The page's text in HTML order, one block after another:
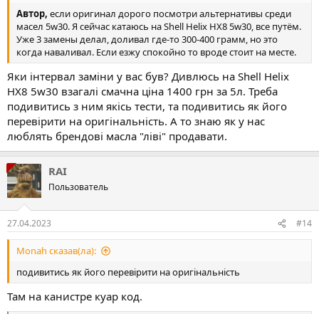
Автор, если оригинал дорого посмотри альтернативы среди
масел 5w30. Я сейчас катаюсь на Shell Helix HX8 5w30, все путём.
Уже 3 замены делал, доливал где-то 300-400 грамм, но это
когда наваливал. Если езжу спокойно то вроде стоит на месте.
Яки інтервал заміни у вас був? Дивлюсь на Shell Helix
HX8 5w30 взагалі смачна ціна 1400 грн за 5л. Треба
подивитись з ним якісь тести, та подивитись як його
перевірити на оригінальність. А то знаю як у нас
люблять брендові масла "ліві" продавати.
RAI
Пользователь
27.04.2023 #14
Monah сказав(ла):
подивитись як його перевірити на оригінальність
Там на канистре куар код.